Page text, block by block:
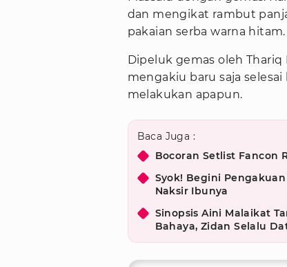
dan mengikat rambut
pakaian serba warna hitam.
Dipeluk gemas oleh Thariq
mengakiu baru saja
melakukan apapun.
Baca Juga :
Bocoran Setlist Fancon
Syok! Begini
Naksir Ibunya
Sinopsis Aini Malaikat
Bahaya, Zidan Selalu